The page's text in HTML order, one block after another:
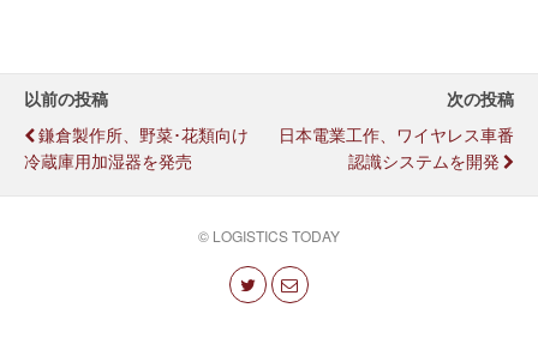
以前の投稿
鎌倉製作所、野菜･花類向け
冷蔵庫用加湿器を発売
次の投稿
日本電業工作、ワイヤレス車番
認識システムを開発
© LOGISTICS TODAY